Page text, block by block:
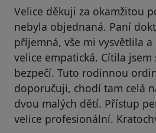
Velice děkuji za okamžitou
nebyla objednaná. Paní
příjemná, vše mi vysvětlila a
velice empatická. Cítila
bezpečí. Tuto rodinnou
doporučuji, chodí tam celá
dvou malých dětí. Přístup
velice profesionální.